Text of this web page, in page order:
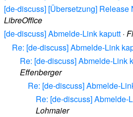
[de-discuss] [Übersetzung] Release
LibreOffice
[de-discuss] Abmelde-Link kaputt ·
Re: [de-discuss] Abmelde-Link
Re: [de-discuss] Abmelde-Link
Effenberger
Re: [de-discuss] Abmelde-
Re: [de-discuss] Abmelde-
Lohmaier